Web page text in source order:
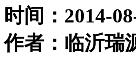
时间：2014-
作者：临沂瑞